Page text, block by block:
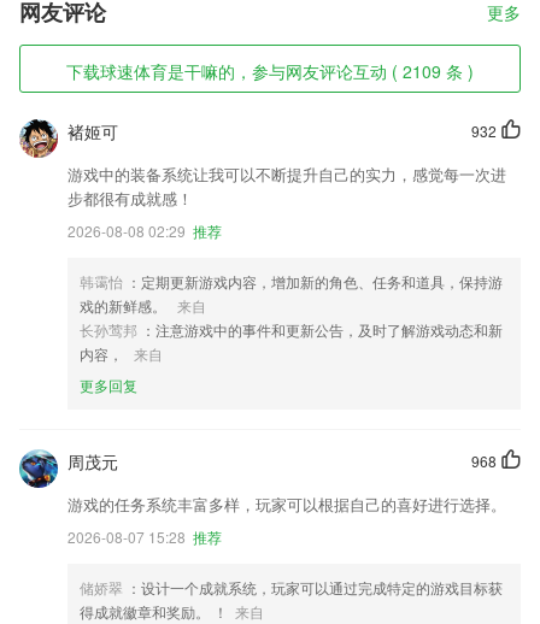
网友评论 更多
下载球速体育是干嘛的，参与网友评论互动 ( 2109 条 )
932
褚姬可
游戏中的装备系统让我可以不断提升自己的实力，感觉每一次进
步都很有成就感！
2026-08-08 02:29 推荐
韩霭怡 ：定期更新游戏内容，增加新的角色、任务和道具，保持游
戏的新鲜感。
来自
长孙莺邦 ：注意游戏中的事件和更新公告，及时了解游戏动态和新
内容，
来自
更多回复
968
周茂元
游戏的任务系统丰富多样，玩家可以根据自己的喜好进行选择。
2026-08-07 15:28 推荐
储娇翠 ：设计一个成就系统，玩家可以通过完成特定的游戏目标获
得成就徽章和奖励。 ！
来自